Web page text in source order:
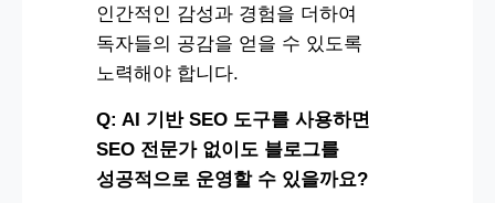
인간적인 감성과 경험을 더하여
독자들의 공감을 얻을 수 있도록
노력해야 합니다.
Q: AI 기반 SEO 도구를 사용하면
SEO 전문가 없이도 블로그를
성공적으로 운영할 수 있을까요?